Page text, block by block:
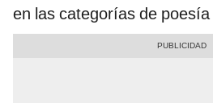
en las categorías de